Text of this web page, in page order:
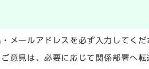
メールアドレスを必ず入力してくだ
意見は、必要に応じて関係部署へ